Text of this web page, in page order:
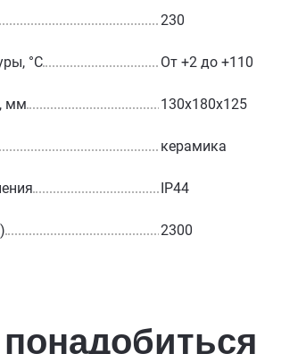
230
°С От +2 до +110
мм 130х180х125
керамика
IP44
2300